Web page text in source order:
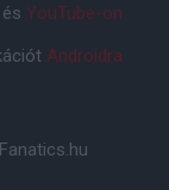
és YouTube-on
Androidra